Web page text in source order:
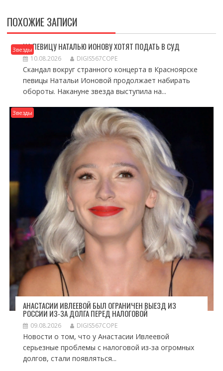
ПОХОЖИЕ ЗАПИСИ
ЗвездыНА ПЕВИЦУ НАТАЛЬЮ ИОНОВУ ХОТЯТ ПОДАТЬ В СУД
10.08.2026 DIGIS567COPE
Скандал вокруг странного концерта в Красноярске
певицы Натальи Ионовой продолжает набирать
обороты. Накануне звезда выступила на...
Звезды
АНАСТАСИИ ИВЛЕЕВОЙ БЫЛ ОГРАНИЧЕН ВЫЕЗД ИЗ
РОССИИ ИЗ-ЗА ДОЛГА ПЕРЕД НАЛОГОВОЙ
09.08.2026 DIGIS567COPE
Новости о том, что у Анастасии Ивлеевой
серьезные проблемы с налоговой из-за огромных
долгов, стали появляться...